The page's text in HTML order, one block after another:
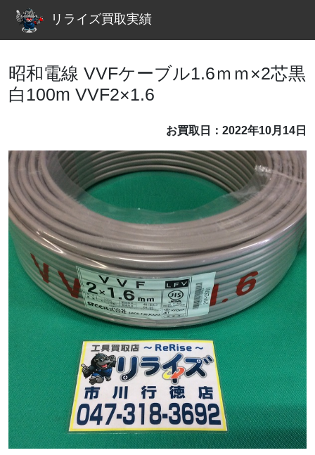
リライズ買取実績
昭和電線 VVFケーブル1.6ｍｍ×2芯黒
白100m VVF2×1.6
お買取日：2022年10月14日